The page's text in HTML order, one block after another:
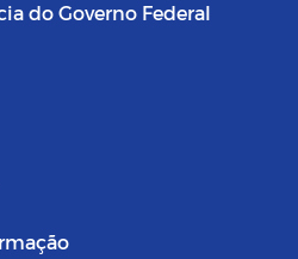
do Governo Federal